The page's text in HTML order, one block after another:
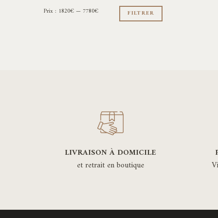
Prix
Prix
FILTRER
Prix : 1820€— 7780€
LIVRAISON À DOMICILE
et retrait en boutique